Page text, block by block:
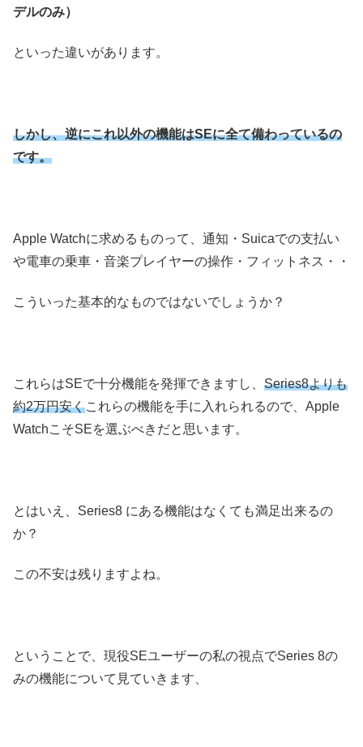
デルのみ）
といった違いがあります。
しかし、逆にこれ以外の機能はSEに全て備わっているの
です。
Apple Watchに求めるものって、通知・Suicaでの支払い
や電車の乗車・音楽プレイヤーの操作・フィットネス・・
こういった基本的なものではないでしょうか？
これらはSEで十分機能を発揮できますし、 Series8よりも
約2万円安くこれらの機能を手に入れられるので、Apple
WatchこそSEを選ぶべきだと思います。
とはいえ、Series8 にある機能はなくても満足出来るの
か？
この不安は残りますよね。
ということで、現役SEユーザーの私の視点でSeries 8の
みの機能について見ていきます、